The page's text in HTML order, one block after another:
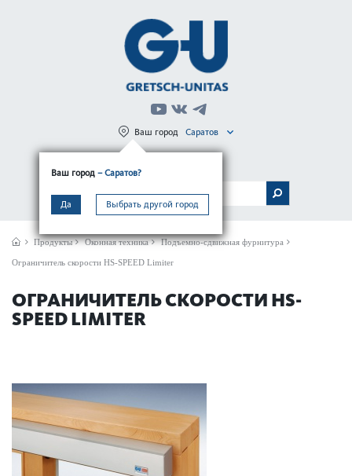
Ваш город – Саратов?
Да Выбрать другой город
Ваш город Саратов
МЕНЮ
Продукты Оконная техника Подъемно-сдвижная фурнитура
Ограничитель скорости HS-SPEED Limiter
ОГРАНИЧИТЕЛЬ СКОРОСТИ HS-
SPEED LIMITER